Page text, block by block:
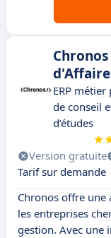
ERP
de conseil
d’études
Version gratuite
Tarif sur demande
Chronos offre une
les entreprises
gestion. Avec une